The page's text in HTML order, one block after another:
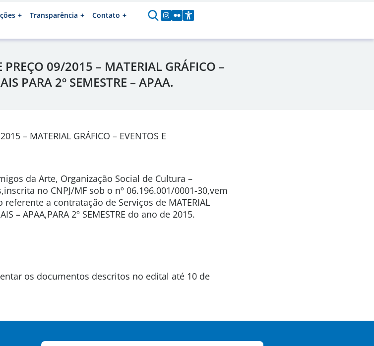
Transparência Contato
09/2015 – MATERIAL GRÁFICO –
PARA 2º SEMESTRE – APAA.
– MATERIAL GRÁFICO – EVENTOS E
da Arte, Organização Social de Cultura –
no CNPJ/MF sob o nº 06.196.001/0001-30,vem
a contratação de Serviços de MATERIAL
– APAA,PARA 2º SEMESTRE do ano de 2015.
os documentos descritos no edital até 10 de